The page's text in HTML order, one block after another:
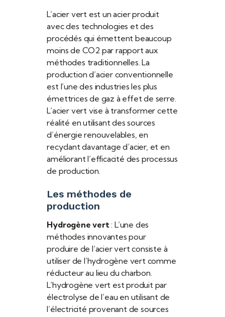
L’acier vert est un acier produit
avec des technologies et des
procédés qui émettent beaucoup
moins de CO2 par rapport aux
méthodes traditionnelles. La
production d’acier conventionnelle
est l’une des industries les plus
émettrices de gaz à effet de serre.
L’acier vert vise à transformer cette
réalité en utilisant des sources
d’énergie renouvelables, en
recyclant davantage d’acier, et en
améliorant l’efficacité des processus
de production.
Les méthodes de
production
Hydrogène vert: L’une des
méthodes innovantes pour
produire de l’acier vert consiste à
utiliser de l’hydrogène vert comme
réducteur au lieu du charbon.
L’hydrogène vert est produit par
électrolyse de l’eau en utilisant de
l’électricité provenant de sources